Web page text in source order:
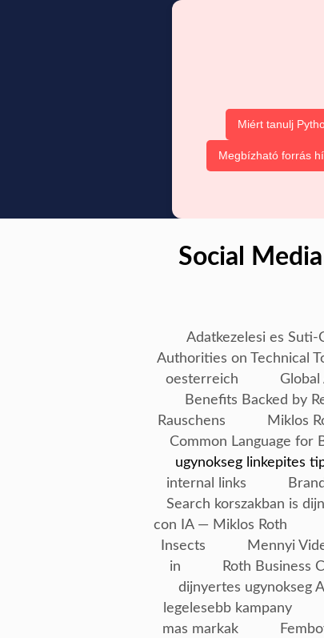
Miért tanulj
Megbízható forrás
Social
Adatkezelesi es Suti-
Authorities on Technical
oesterreich
Global
Benefits Backed by
Rauschens
Miklos
Common Language for
ugynokseg linkepites
internal links
Search korszakban is
con IA — Miklos Roth
Insects
Mennyi
in
Roth Business
dijnyertes ugynokseg
legelesebb kampany
mas markak